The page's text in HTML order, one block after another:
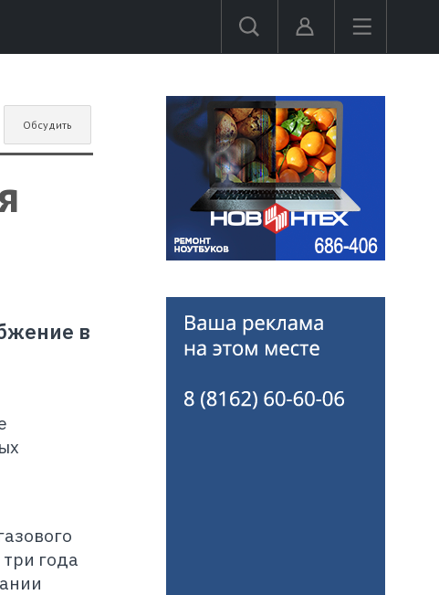
Обсудить
в
года